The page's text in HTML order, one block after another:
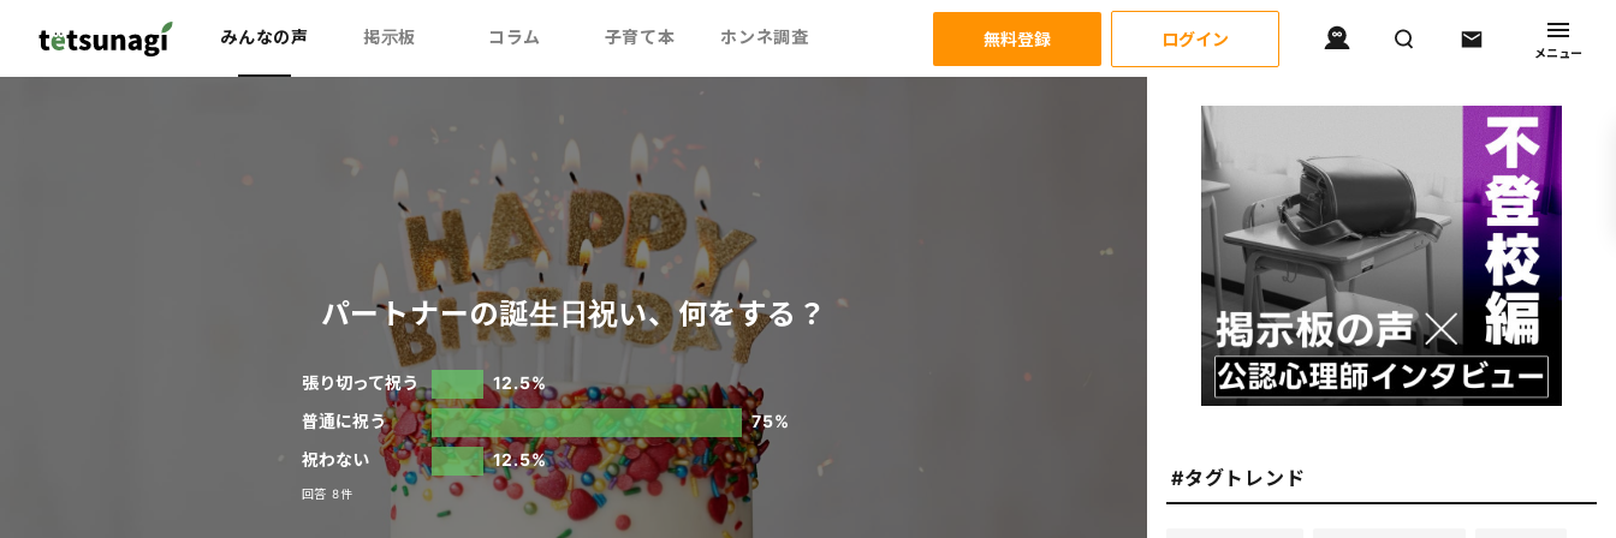
みんなの声 掲示板 コラム 子育て本 ホンネ調査 無料登録 ログイン
メニュー
パートナーの誕生日祝い、何をする？
張り切って祝う
12.5%
普通に祝う
75%
祝わない
12.5%
回答 8件
#タグトレンド